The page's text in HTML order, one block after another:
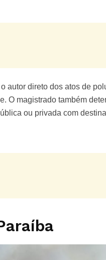
autor direto dos atos de
O magistrado também
ou privada com